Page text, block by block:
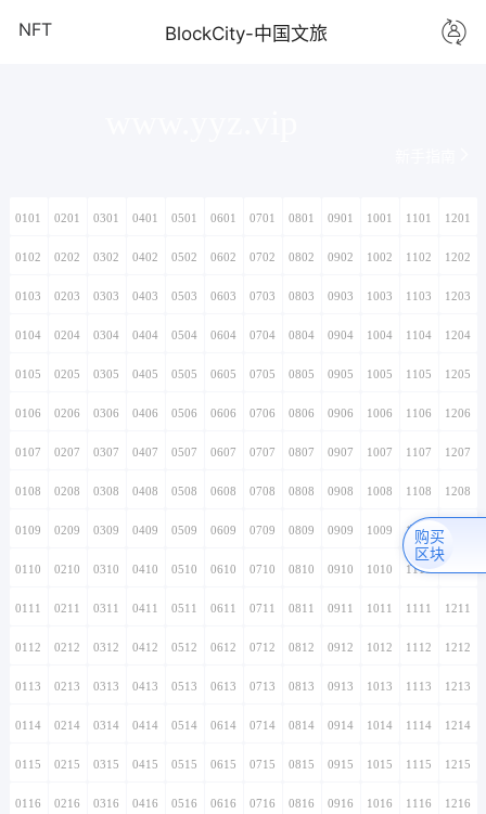
NFT BlockCity-中国文旅
0101 0201 0301 0401 0501 0601 0701 0801 0901 1001 1101 1201
0102 0202 0302 0402 0502 0602 0702 0802 0902 1002 1102 1202
0103 0203 0303 0403 0503 0603 0703 0803 0903 1003 1103 1203
0104 0204 0304 0404 0504 0604 0704 0804 0904 1004 1104 1204
0105 0205 0305 0405 0505 0605 0705 0805 0905 1005 1105 1205
0106 0206 0306 0406 0506 0606 0706 0806 0906 1006 1106 1206
0107 0207 0307 0407 0507 0607 0707 0807 0907 1007 1107 1207
0108 0208 0308 0408 0508 0608 0708 0808 0908 1008 1108 1208
0109 0209 0309 0409 0509 0609 0709 0809 0909 1009 1109
0110 0210 0310 0410 0510 0610 0710 0810 0910 1010 1110
0111 0211 0311 0411 0511 0611 0711 0811 0911 1011 1111 1211
0112 0212 0312 0412 0512 0612 0712 0812 0912 1012 1112 1212
0113 0213 0313 0413 0513 0613 0713 0813 0913 1013 1113 1213
0114 0214 0314 0414 0514 0614 0714 0814 0914 1014 1114 1214
0115 0215 0315 0415 0515 0615 0715 0815 0915 1015 1115 1215
0116 0216 0316 0416 0516 0616 0716 0816 0916 1016 1116 1216
购买
区块